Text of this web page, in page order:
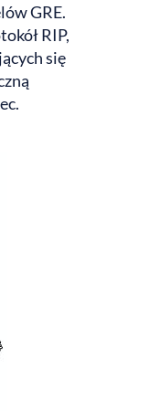
GRE.
RIP,
się